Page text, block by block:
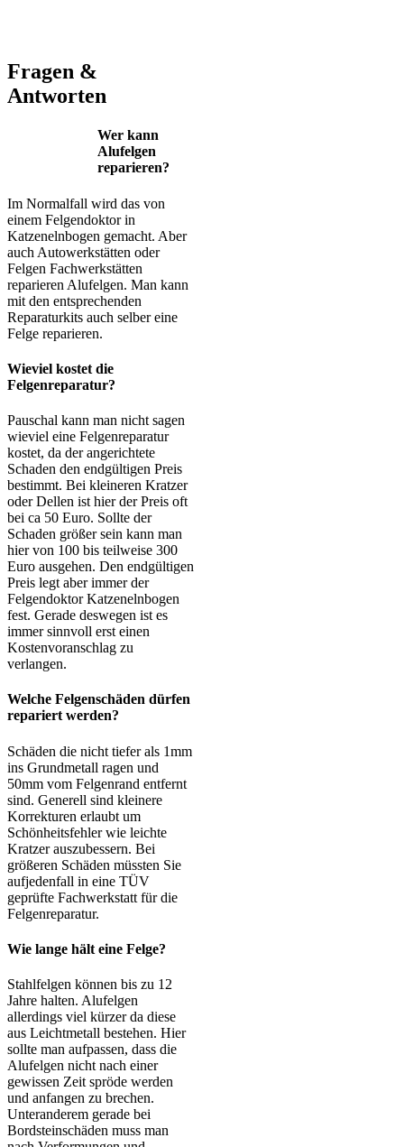
Fragen &
Antworten
Wer kann
Alufelgen
reparieren?
Im Normalfall wird das von
einem Felgendoktor in
Katzenelnbogen gemacht. Aber
auch Autowerkstätten oder
Felgen Fachwerkstätten
reparieren Alufelgen. Man kann
mit den entsprechenden
Reparaturkits auch selber eine
Felge reparieren.
Wieviel kostet die
Felgenreparatur?
Pauschal kann man nicht sagen
wieviel eine Felgenreparatur
kostet, da der angerichtete
Schaden den endgültigen Preis
bestimmt. Bei kleineren Kratzer
oder Dellen ist hier der Preis oft
bei ca 50 Euro. Sollte der
Schaden größer sein kann man
hier von 100 bis teilweise 300
Euro ausgehen. Den endgültigen
Preis legt aber immer der
Felgendoktor Katzenelnbogen
fest. Gerade deswegen ist es
immer sinnvoll erst einen
Kostenvoranschlag zu
verlangen.
Welche Felgenschäden dürfen
repariert werden?
Schäden die nicht tiefer als 1mm
ins Grundmetall ragen und
50mm vom Felgenrand entfernt
sind. Generell sind kleinere
Korrekturen erlaubt um
Schönheitsfehler wie leichte
Kratzer auszubessern. Bei
größeren Schäden müssten Sie
aufjedenfall in eine TÜV
geprüfte Fachwerkstatt für die
Felgenreparatur.
Wie lange hält eine Felge?
Stahlfelgen können bis zu 12
Jahre halten. Alufelgen
allerdings viel kürzer da diese
aus Leichtmetall bestehen. Hier
sollte man aufpassen, dass die
Alufelgen nicht nach einer
gewissen Zeit spröde werden
und anfangen zu brechen.
Unteranderem gerade bei
Bordsteinschäden muss man